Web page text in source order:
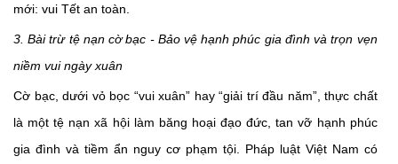
mới: vui Tết an toàn.
3. Bài trừ tệ nạn cờ bạc - Bảo vệ hạnh phúc gia đình và trọn vẹn
niềm vui ngày xuân
Cờ bạc, dưới vỏ bọc “vui xuân” hay “giải trí đầu năm”, thực chất
là một tệ nạn xã hội làm băng hoại đạo đức, tan vỡ hạnh phúc
gia đình và tiềm ẩn nguy cơ phạm tội. Pháp luật Việt Nam có